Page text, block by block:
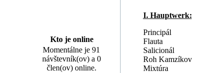
Kto je online
Momentálne je 91
návštevník(ov) a 0
člen(ov) online.
I. Hauptwerk:
Principál
Flauta
Salicionál
Roh Kamzíkov
Mixtúra